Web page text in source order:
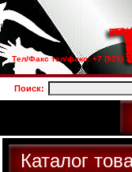
Тел/Факс тел/факс: +7 (925)
Поиск:
Каталог